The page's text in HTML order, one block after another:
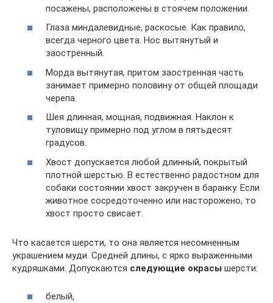
посажены, расположены в стоячем положении.
Глаза миндалевидные, раскосые. Как правило,
всегда черного цвета. Нос вытянутый и
заостренный.
Морда вытянутая, притом заостренная часть
занимает примерно половину от общей площади
черепа.
Шея длинная, мощная, подвижная. Наклон к
туловищу примерно под углом в пятьдесят
градусов.
Хвост допускается любой длинный, покрытый
плотной шерстью. В естественно радостном для
собаки состоянии хвост закручен в баранку. Если
животное сосредоточенно или насторожено, то
хвост просто свисает.
Что касается шерсти, то она является несомненным
украшением муди. Средней длины, с ярко выраженными
кудряшками. Допускаются следующие окрасы шерсти:
белый,